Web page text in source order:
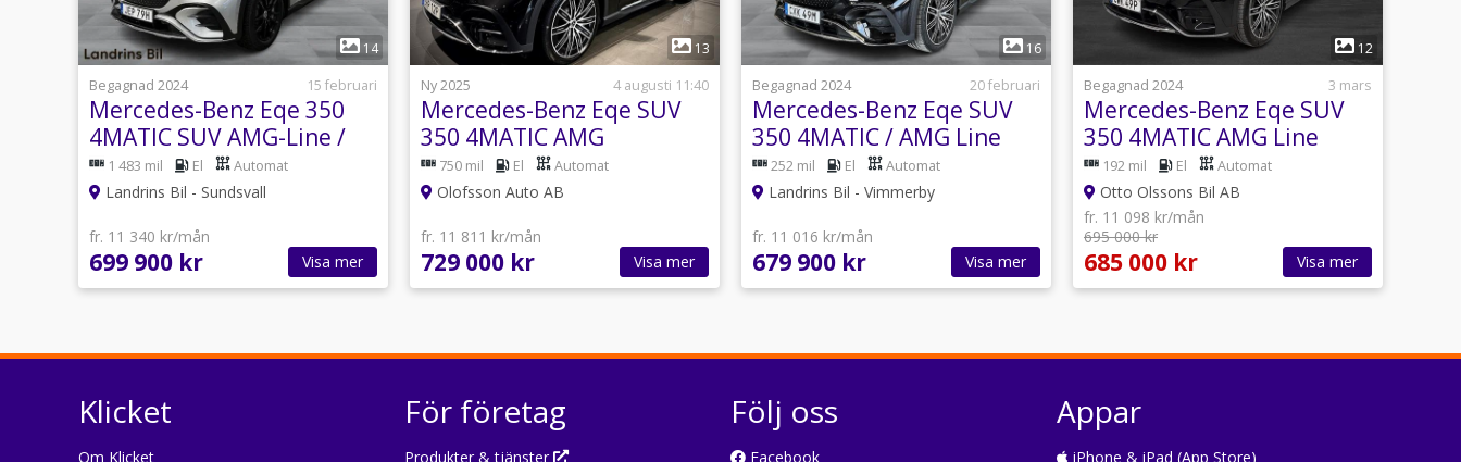
1
14
Begagnad 2024
15 februari
Mercedes-Benz Eqe 350
4MATIC SUV AMG-Line /
Dragkrok
1 483 mil El Automat
Landrins Bil - Sundsvall
fr. 11 340 kr/mån
699 900 kr Visa mer
1
13
Ny 2025
4 augusti 11:40
Mercedes-Benz Eqe SUV
350 4MATIC AMG
Advanced Plus Drag
21tum
750 mil El Automat
Olofsson Auto AB
fr. 11 811 kr/mån
729 000 kr Visa mer
1
16
Begagnad 2024
20 februari
Mercedes-Benz Eqe SUV
350 4MATIC / AMG Line
Advanced Plus / 360-
kamera / MOMS
252 mil El Automat
Landrins Bil - Vimmerby
fr. 11 016 kr/mån
679 900 kr Visa mer
1
12
Begagnad 2024
3 mars
Mercedes-Benz Eqe SUV
350 4MATIC AMG Line
Advanced Plus
192 mil El Automat
Otto Olssons Bil AB
fr. 11 098 kr/mån
695 000 kr
685 000 kr Visa mer
Klicket
Om Klicket
För företag
Produkter & tjänster
Följ oss
Facebook
Appar
iPhone & iPad (App Store)